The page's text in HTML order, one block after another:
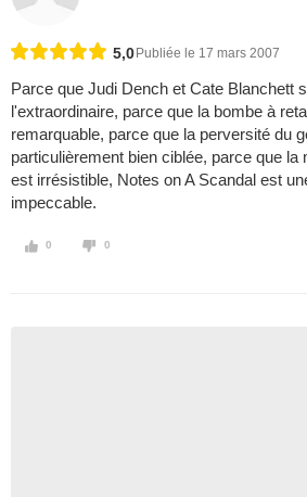
5,0 Publiée le 17 mars 2007
Parce que Judi Dench et Cate Blanchett
l'extraordinaire, parce que la bombe à
remarquable, parce que la perversité du
particulièrement bien ciblée, parce que la
est irrésistible, Notes on A Scandal est
impeccable.
0 0